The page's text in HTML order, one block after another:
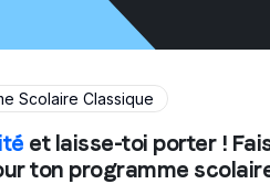
Scolaire Classique
et laisse-toi porter !
ton programme